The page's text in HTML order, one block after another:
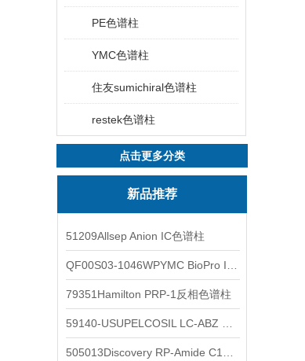
PE色谱柱
YMC色谱柱
住友sumichiral色谱柱
restek色谱柱
点击更多分类
新品推荐
51209Allsep Anion IC色谱柱
79351Hamilton PRP-1反相色谱柱